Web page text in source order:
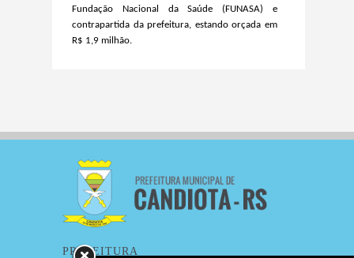
Fundação Nacional da Saúde (FUNASA) e
contrapartida da prefeitura, estando orçada em
R$ 1,9 milhão.
PREFEITURA